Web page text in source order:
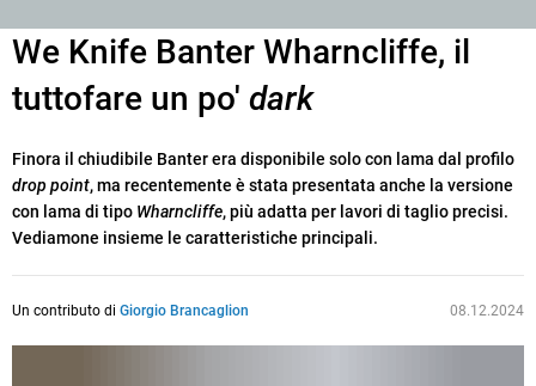
We Knife Banter Wharncliffe, il
tuttofare un po' dark
Finora il chiudibile Banter era disponibile solo con lama dal profilo
drop point, ma recentemente è stata presentata anche la versione
con lama di tipo Wharncliffe, più adatta per lavori di taglio precisi.
Vediamone insieme le caratteristiche principali.
Un contributo di Giorgio Brancaglion 08.12.2024